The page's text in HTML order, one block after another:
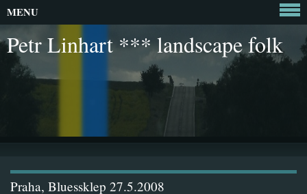
Petr Linhart *** landscape folk
Praha, Bluessklep 27.5.2008
MENU